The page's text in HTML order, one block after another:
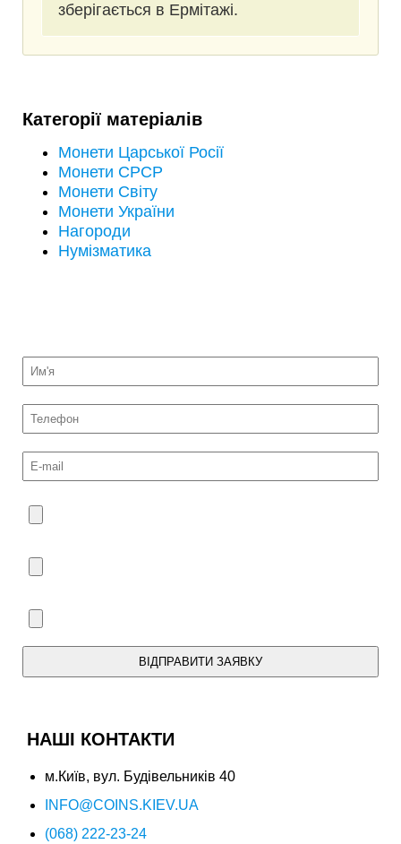
зберігається в Ермітажі.
Категорії матеріалів
Монети Царської Росії
Монети СРСР
Монети Світу
Монети України
Нагороди
Нумізматика
ВІДПРАВИТИ ЗАЯВКУ
НАШІ КОНТАКТИ
м.Київ, вул. Будівельників 40
INFO@COINS.KIEV.UA
(068) 222-23-24